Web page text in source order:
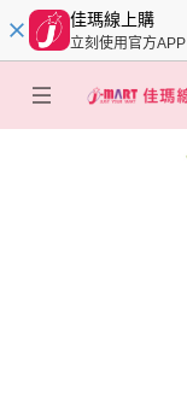
佳瑪線上購
立刻使用官方APP